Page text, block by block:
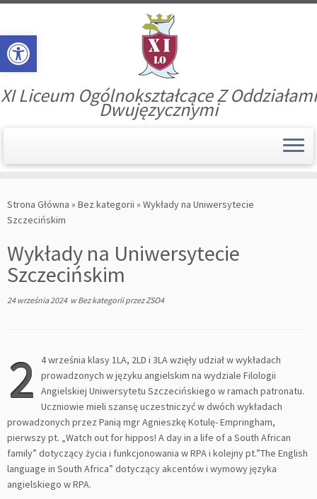
Open toolbar
to
content
XI Liceum Ogólnokształcące Z Oddziałami
Dwujęzycznymi
Strona Główna » Bez kategorii » Wykłady na Uniwersytecie
Szczecińskim
Wykłady na Uniwersytecie
Szczecińskim
24 września 2024wBez kategoriiprzezZSO4
2 4 września klasy 1LA, 2LD i 3LAwzięły udział w wykładach
prowadzonych w języku angielskim na wydziale Filologii
Angielskiej Uniwersytetu Szczecińskiego w ramach patronatu.
Uczniowie mieli szansę uczestniczyć w dwóch wykładach
prowadzonych przez Panią mgr Agnieszkę Kotulę- Empringham,
pierwszy pt. „Watch out for hippos! A day in a life of a South African
family” dotyczący życia i funkcjonowania w RPA i kolejny pt.”The English
language in South Africa” dotyczący akcentów i wymowy języka
angielskiego w RPA.